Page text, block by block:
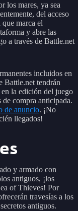
los mares, ya sea
del acceso
marca el
y abre las
a través de Battle.net
incluidos en
Battle.net tendrán
la edición del juego
compra anticipada.
de anuncio. ¡No
llegados!
y armado con
antiguos, ¡los
of Thieves! Por
travesías a los
antiguos.